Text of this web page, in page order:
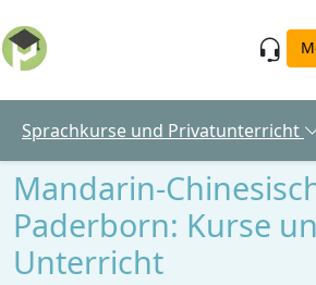
Sprachkurse und Privatunterricht
Mandarin-
Paderborn: Kurse
Unterricht